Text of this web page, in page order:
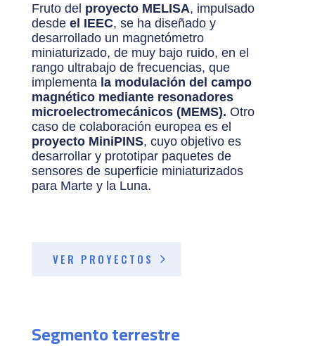
Fruto del proyecto MELISA, impulsado
desde el IEEC, se ha diseñado y
desarrollado un magnetómetro
miniaturizado, de muy bajo ruido, en el
rango ultrabajo de frecuencias, que
implementa la modulación del campo
magnético mediante resonadores
microelectromecánicos (MEMS). Otro
caso de colaboración europea es el
proyecto MiniPINS, cuyo objetivo es
desarrollar y prototipar paquetes de
sensores de superficie miniaturizados
para Marte y la Luna.
VER PROYECTOS
Segmento terrestre